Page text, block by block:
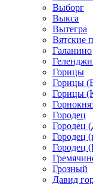
Выборг
Выкса
Вытегра
Вятские
Галанино
Горицы
Горицы
Горицы
Городец
Городец
Городец
Городец
Грозный
Давид